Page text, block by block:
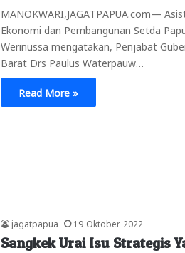
MANOKWARI,JAGATPAPUA.com—
Ekonomi dan Pembangunan Setda
Werinussa mengatakan, Penjabat
Barat Drs Paulus Waterpauw…
Read More »
jagatpapua 19 Oktober 2022
Sangkek Urai Isu Strategis